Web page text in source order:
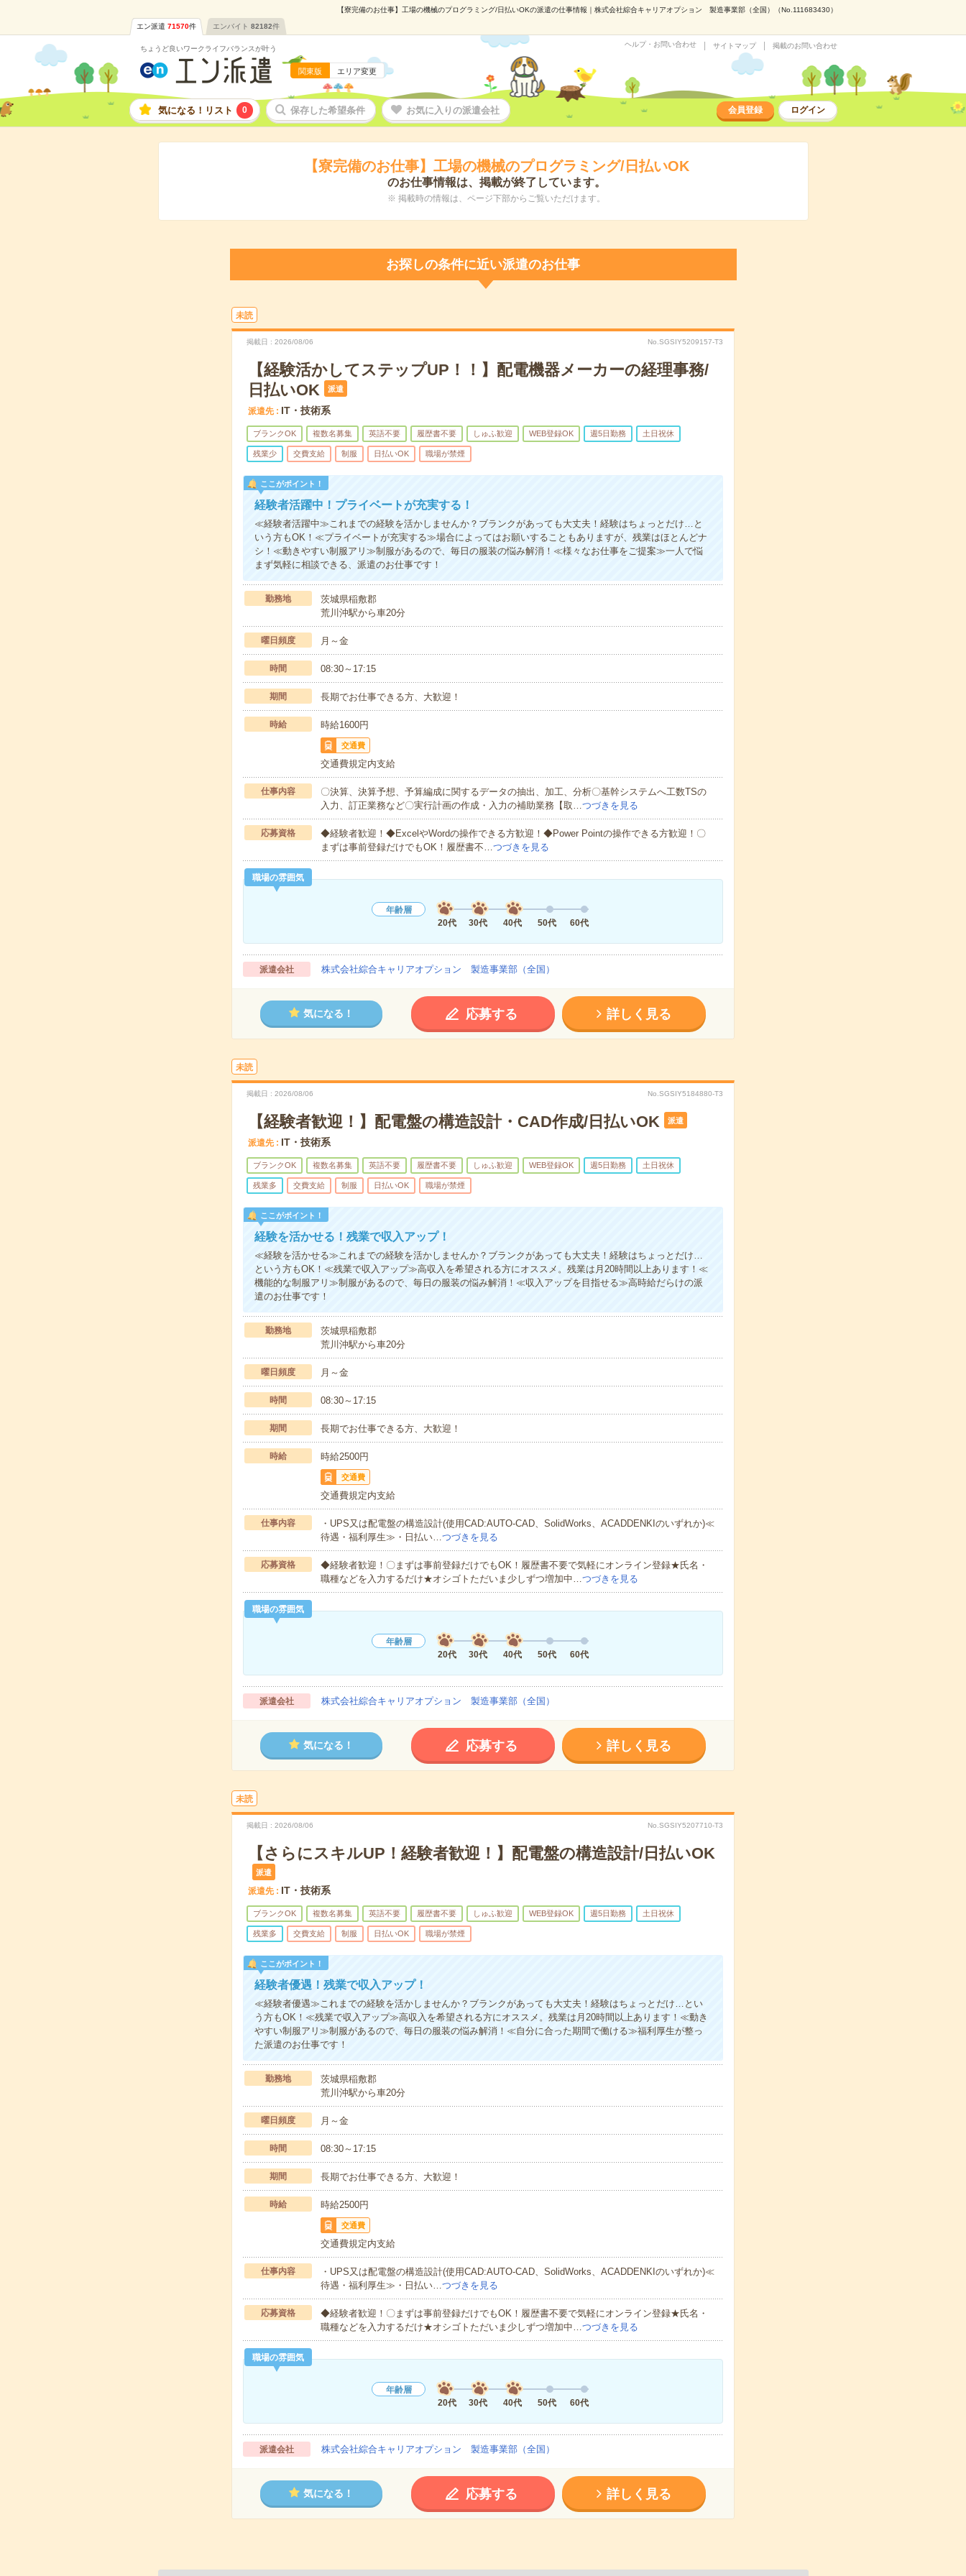
【寮完備のお仕事】工場の機械のプログラミング/日払いOKの派遣の仕事情報｜株式会社綜合キャリアオプション 製造事業部（全国）（No.111683430）
エン派遣 71570件 エンバイト 82182件
ちょうど良いワークライフバランスが叶う
関東版 エリア変更
ヘルプ・お問い合わせ サイトマップ 掲載のお問い合わせ
気になる！リスト 0 保存した希望条件 お気に入りの派遣会社 会員登録 ログイン
【寮完備のお仕事】工場の機械のプログラミング/日払いOK
のお仕事情報は、掲載が終了しています。
※ 掲載時の情報は、ページ下部からご覧いただけます。
お探しの条件に近い派遣のお仕事
未読
掲載日 2026/08/06 No.SGSIY5209157-T3
【経験活かしてステップUP！！】配電機器メーカーの経理事務/
日払いOK
派遣
派遣先 IT・技術系
ブランクOK 複数名募集 英語不要 履歴書不要 しゅふ歓迎 WEB登録OK 週5日勤務 土日祝休
残業少 交費支給 制服 日払いOK 職場が禁煙
ここがポイント！
経験者活躍中！プライベートが充実する！
≪経験者活躍中≫これまでの経験を活かしませんか？ブランクがあっても大丈夫！経験はちょっとだけ…と
いう方もOK！≪プライベートが充実する≫場合によってはお願いすることもありますが、残業はほとんどナ
シ！≪動きやすい制服アリ≫制服があるので、毎日の服装の悩み解消！≪様々なお仕事をご提案≫一人で悩
まず気軽に相談できる、派遣のお仕事です！
勤務地
茨城県稲敷郡
荒川沖駅から車20分
曜日頻度 月～金
時間 08:30～17:15
期間 長期でお仕事できる方、大歓迎！
時給 時給1600円
交通費
交通費規定内支給
仕事内容
〇決算、決算予想、予算編成に関するデータの抽出、加工、分析〇基幹システムへ工数TSの
入力、訂正業務など〇実行計画の作成・入力の補助業務【取…つづきを見る
応募資格
◆経験者歓迎！◆ExcelやWordの操作できる方歓迎！◆Power Pointの操作できる方歓迎！〇
まずは事前登録だけでもOK！履歴書不…つづきを見る
職場の雰囲気
年齢層
20代
30代 40代 50代 60代
派遣会社 株式会社綜合キャリアオプション 製造事業部（全国）
気になる！ 応募する 詳しく見る
未読
掲載日 2026/08/06 No.SGSIY5184880-T3
【経験者歓迎！】配電盤の構造設計・CAD作成/日払いOK 派遣
派遣先 IT・技術系
ブランクOK 複数名募集 英語不要 履歴書不要 しゅふ歓迎 WEB登録OK 週5日勤務 土日祝休
残業多 交費支給 制服 日払いOK 職場が禁煙
ここがポイント！
経験を活かせる！残業で収入アップ！
≪経験を活かせる≫これまでの経験を活かしませんか？ブランクがあっても大丈夫！経験はちょっとだけ…
という方もOK！≪残業で収入アップ≫高収入を希望される方にオススメ。残業は月20時間以上あります！≪
機能的な制服アリ≫制服があるので、毎日の服装の悩み解消！≪収入アップを目指せる≫高時給だらけの派
遣のお仕事です！
勤務地
茨城県稲敷郡
荒川沖駅から車20分
曜日頻度 月～金
時間 08:30～17:15
期間 長期でお仕事できる方、大歓迎！
時給 時給2500円
交通費
交通費規定内支給
仕事内容
・UPS又は配電盤の構造設計(使用CAD:AUTO-CAD、SolidWorks、ACADDENKIのいずれか)≪
待遇・福利厚生≫・日払い…つづきを見る
応募資格
◆経験者歓迎！〇まずは事前登録だけでもOK！履歴書不要で気軽にオンライン登録★氏名・
職種などを入力するだけ★オシゴトただいま少しずつ増加中…つづきを見る
職場の雰囲気
年齢層
20代
30代 40代 50代 60代
派遣会社 株式会社綜合キャリアオプション 製造事業部（全国）
気になる！ 応募する 詳しく見る
未読
掲載日 2026/08/06 No.SGSIY5207710-T3
【さらにスキルUP！経験者歓迎！】配電盤の構造設計/日払いOK
派遣
派遣先 IT・技術系
ブランクOK 複数名募集 英語不要 履歴書不要 しゅふ歓迎 WEB登録OK 週5日勤務 土日祝休
残業多 交費支給 制服 日払いOK 職場が禁煙
ここがポイント！
経験者優遇！残業で収入アップ！
≪経験者優遇≫これまでの経験を活かしませんか？ブランクがあっても大丈夫！経験はちょっとだけ…とい
う方もOK！≪残業で収入アップ≫高収入を希望される方にオススメ。残業は月20時間以上あります！≪動き
やすい制服アリ≫制服があるので、毎日の服装の悩み解消！≪自分に合った期間で働ける≫福利厚生が整っ
た派遣のお仕事です！
勤務地
茨城県稲敷郡
荒川沖駅から車20分
曜日頻度 月～金
時間 08:30～17:15
期間 長期でお仕事できる方、大歓迎！
時給 時給2500円
交通費
交通費規定内支給
仕事内容
・UPS又は配電盤の構造設計(使用CAD:AUTO-CAD、SolidWorks、ACADDENKIのいずれか)≪
待遇・福利厚生≫・日払い…つづきを見る
応募資格
◆経験者歓迎！〇まずは事前登録だけでもOK！履歴書不要で気軽にオンライン登録★氏名・
職種などを入力するだけ★オシゴトただいま少しずつ増加中…つづきを見る
職場の雰囲気
年齢層
20代
30代 40代 50代 60代
派遣会社 株式会社綜合キャリアオプション 製造事業部（全国）
気になる！ 応募する 詳しく見る